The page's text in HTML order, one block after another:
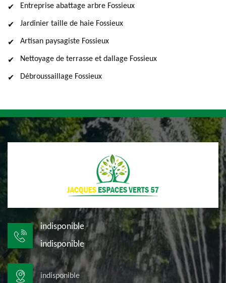
Entreprise abattage arbre Fossieux
Jardinier taille de haie Fossieux
Artisan paysagiste Fossieux
Nettoyage de terrasse et dallage Fossieux
Débroussaillage Fossieux
indisponible
indisponible
indisponible